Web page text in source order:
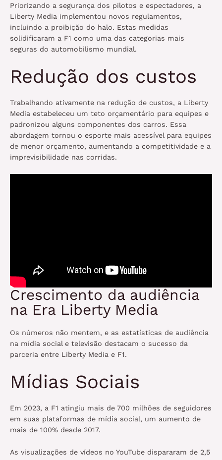
Priorizando a segurança dos pilotos e espectadores, a
Liberty Media implementou novos regulamentos,
incluindo a proibição do halo. Estas medidas
solidificaram a F1 como uma das categorias mais
seguras do automobilismo mundial.
Redução dos custos
Trabalhando ativamente na redução de custos, a Liberty
Media estabeleceu um teto orçamentário para equipes e
padronizou alguns componentes dos carros. Essa
abordagem tornou o esporte mais acessível para equipes
de menor orçamento, aumentando a competitividade e a
imprevisibilidade nas corridas.
Crescimento da audiência
na Era Liberty Media
Os números não mentem, e as estatísticas de audiência
na mídia social e televisão destacam o sucesso da
parceria entre Liberty Media e F1.
Mídias Sociais
Em 2023, a F1 atingiu mais de 700 milhões de seguidores
em suas plataformas de mídia social, um aumento de
mais de 100% desde 2017.
As visualizações de vídeos no YouTube dispararam de 2,5